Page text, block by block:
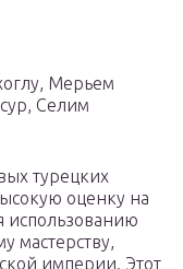
Мерьем
Селим
турецких
оценку на
использованию
мастерству,
империи. Этот